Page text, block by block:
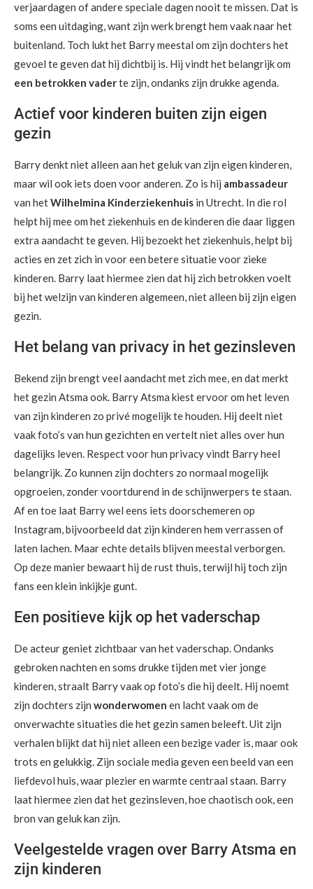
verjaardagen of andere speciale dagen nooit te missen. Dat is
soms een uitdaging, want zijn werk brengt hem vaak naar het
buitenland. Toch lukt het Barry meestal om zijn dochters het
gevoel te geven dat hij dichtbij is. Hij vindt het belangrijk om
een betrokken vaderte zijn, ondanks zijn drukke agenda.
Actief voor kinderen buiten zijn eigen
gezin
Barry denkt niet alleen aan het geluk van zijn eigen kinderen,
maar wil ook iets doen voor anderen. Zo is hij ambassadeur
van hetWilhelmina Kinderziekenhuis in Utrecht. In die rol
helpt hij mee om het ziekenhuis en de kinderen die daar liggen
extra aandacht te geven. Hij bezoekt het ziekenhuis, helpt bij
acties en zet zich in voor een betere situatie voor zieke
kinderen. Barry laat hiermee zien dat hij zich betrokken voelt
bij het welzijn van kinderen algemeen, niet alleen bij zijn eigen
gezin.
Het belang van privacy in het gezinsleven
Bekend zijn brengt veel aandacht met zich mee, en dat merkt
het gezin Atsma ook. Barry Atsma kiest ervoor om het leven
van zijn kinderen zo privé mogelijk te houden. Hij deelt niet
vaak foto’s van hun gezichten en vertelt niet alles over hun
dagelijks leven. Respect voor hun privacy vindt Barry heel
belangrijk. Zo kunnen zijn dochters zo normaal mogelijk
opgroeien, zonder voortdurend in de schijnwerpers te staan.
Af en toe laat Barry wel eens iets doorschemeren op
Instagram, bijvoorbeeld dat zijn kinderen hem verrassen of
laten lachen. Maar echte details blijven meestal verborgen.
Op deze manier bewaart hij de rust thuis, terwijl hij toch zijn
fans een klein inkijkje gunt.
Een positieve kijk op het vaderschap
De acteur geniet zichtbaar van het vaderschap. Ondanks
gebroken nachten en soms drukke tijden met vier jonge
kinderen, straalt Barry vaak op foto’s die hij deelt. Hij noemt
zijn dochters zijn wonderwomen en lacht vaak om de
onverwachte situaties die het gezin samen beleeft. Uit zijn
verhalen blijkt dat hij niet alleen een bezige vader is, maar ook
trots en gelukkig. Zijn sociale media geven een beeld van een
liefdevol huis, waar plezier en warmte centraal staan. Barry
laat hiermee zien dat het gezinsleven, hoe chaotisch ook, een
bron van geluk kan zijn.
Veelgestelde vragen over Barry Atsma en
zijn kinderen